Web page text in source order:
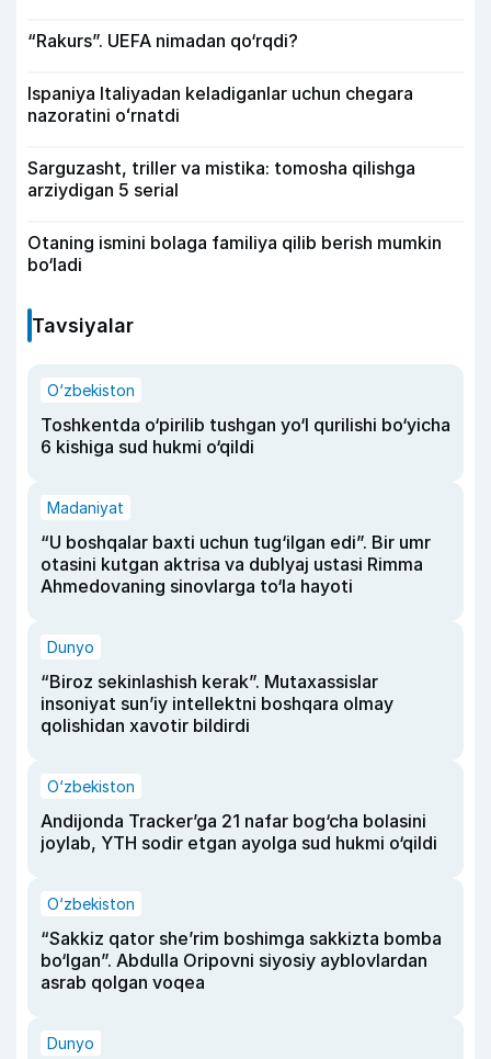
“Rakurs”. UEFA nimadan qo‘rqdi?
Ispaniya Italiyadan keladiganlar uchun chegara
nazoratini oʻrnatdi
Sarguzasht, triller va mistika: tomosha qilishga
arziydigan 5 serial
Otaning ismini bolaga familiya qilib berish mumkin
bo‘ladi
Tavsiyalar
O‘zbekiston
Toshkentda o‘pirilib tushgan yo‘l qurilishi bo‘yicha
6 kishiga sud hukmi o‘qildi
Madaniyat
“U boshqalar baxti uchun tug‘ilgan edi”. Bir umr
otasini kutgan aktrisa va dublyaj ustasi Rimma
Ahmedovaning sinovlarga to‘la hayoti
Dunyo
“Biroz sekinlashish kerak”. Mutaxassislar
insoniyat sun’iy intellektni boshqara olmay
qolishidan xavotir bildirdi
O‘zbekiston
Andijonda Tracker’ga 21 nafar bog‘cha bolasini
joylab, YTH sodir etgan ayolga sud hukmi o‘qildi
O‘zbekiston
“Sakkiz qator she’rim boshimga sakkizta bomba
bo‘lgan”. Abdulla Oripovni siyosiy ayblovlardan
asrab qolgan voqea
Dunyo